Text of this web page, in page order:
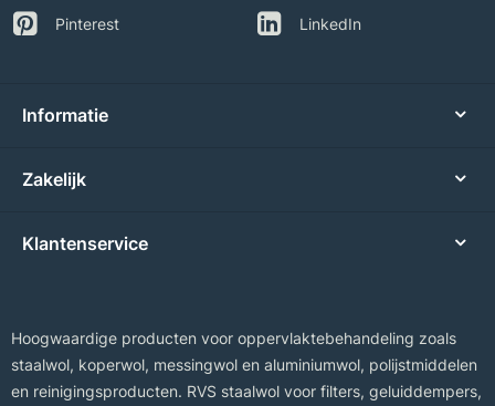
Pinterest LinkedIn
Informatie
Zakelijk
Klantenservice
Hoogwaardige producten voor oppervlaktebehandeling zoals
staalwol, koperwol, messingwol en aluminiumwol, polijstmiddelen
en reinigingsproducten. RVS staalwol voor filters, geluiddempers,